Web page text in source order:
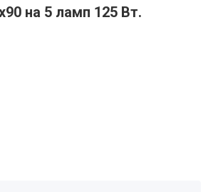
на 5 ламп 125 Вт.